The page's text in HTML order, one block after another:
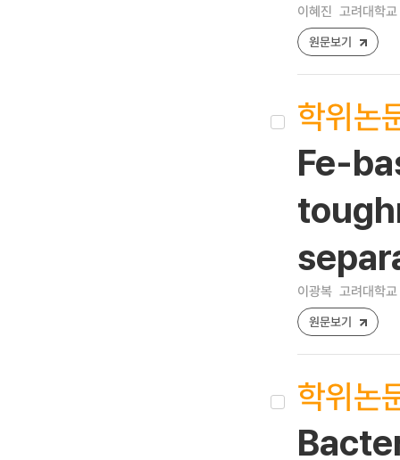
이혜진 고려대학
원문보기
학위논
Fe-
이광복 고려대학
원문보기
학위논